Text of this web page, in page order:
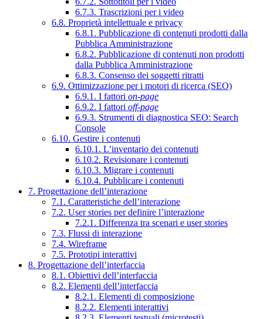
6.7.3. Trascrizioni per i video
6.8. Proprietà intellettuale e privacy
6.8.1. Pubblicazione di contenuti prodotti dalla
Pubblica Amministrazione
6.8.2. Pubblicazione di contenuti non prodotti
dalla Pubblica Amministrazione
6.8.3. Consenso dei soggetti ritratti
6.9. Ottimizzazione per i motori di ricerca (SEO)
6.9.1. I fattori on-page
6.9.2. I fattori off-page
6.9.3. Strumenti di diagnostica SEO: Search
Console
6.10. Gestire i contenuti
6.10.1. L’inventario dei contenuti
6.10.2. Revisionare i contenuti
6.10.3. Migrare i contenuti
6.10.4. Pubblicare i contenuti
7. Progettazione dell’interazione
7.1. Caratteristiche dell’interazione
7.2. User stories per definire l’interazione
7.2.1. Differenza tra scenari e user stories
7.3. Flussi di interazione
7.4. Wireframe
7.5. Prototipi interattivi
8. Progettazione dell’interfaccia
8.1. Obiettivi dell’interfaccia
8.2. Elementi dell’interfaccia
8.2.1. Elementi di composizione
8.2.2. Elementi interattivi